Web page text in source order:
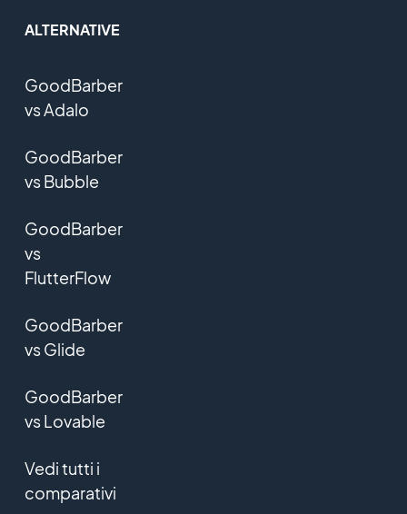
ALTERNATIVE
GoodBarber
vs Adalo
GoodBarber
vs Bubble
GoodBarber
vs
FlutterFlow
GoodBarber
vs Glide
GoodBarber
vs Lovable
Vedi tutti i
comparativi